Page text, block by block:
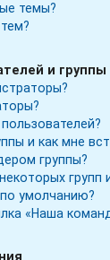
темы?
и группы
и как мне
группы?
умолчанию?
«Наша